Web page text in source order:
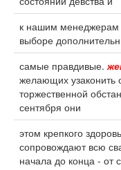
к нашим менеджерам
выборе
самые правдивые.
желающих узаконить
торжественной
сентября они
этом крепкого
сопровождают всю
начала до конца - от